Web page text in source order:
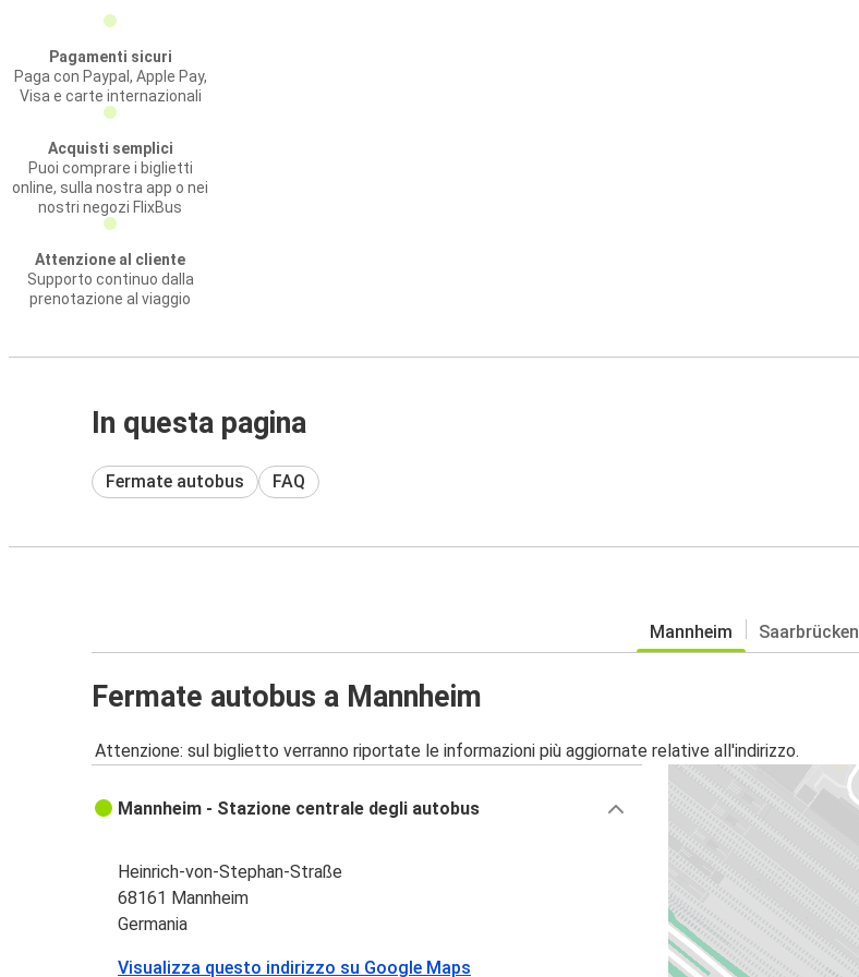
Pagamenti sicuri
Paga con Paypal, Apple Pay,
Visa e carte internazionali
Acquisti semplici
Puoi comprare i biglietti
online, sulla nostra app o nei
nostri negozi FlixBus
Attenzione al cliente
Supporto continuo dalla
prenotazione al viaggio
In questa pagina
Fermate autobus FAQ
Mannheim Saarbrücken
Fermate autobus a Mannheim
Attenzione: sul biglietto verranno riportate le informazioni più aggiornate relative all'indirizzo.
Mannheim - Stazione centrale degli autobus
Heinrich-von-Stephan-Straße
68161 Mannheim
Germania
Visualizza questo indirizzo su Google Maps